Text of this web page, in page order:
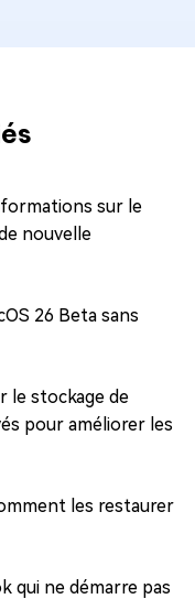
sur le
nouvelle
26 Beta sans
le stockage de
pour améliorer les
les restaurer
qui ne démarre pas